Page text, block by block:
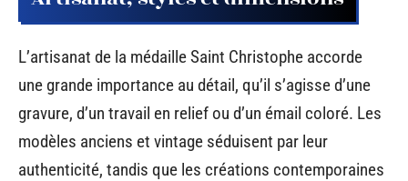
L’artisanat de la médaille Saint Christophe accorde
une grande importance au détail, qu’il s’agisse d’une
gravure, d’un travail en relief ou d’un émail coloré. Les
modèles anciens et vintage séduisent par leur
authenticité, tandis que les créations contemporaines